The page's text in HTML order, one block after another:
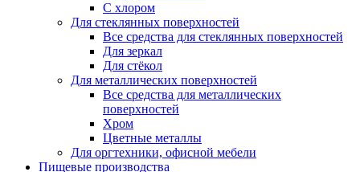
С хлором
Для стеклянных поверхностей
Все средства для стеклянных поверхностей
Для зеркал
Для стёкол
Для металлических поверхностей
Все средства для металлических
поверхностей
Хром
Цветные металлы
Для оргтехники, офисной мебели
Пищевые производства